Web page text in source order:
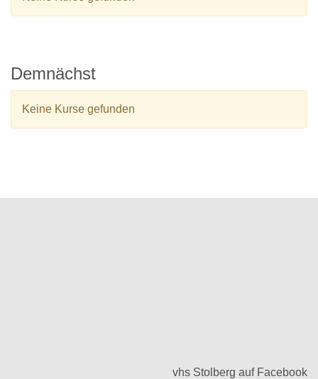
Demnächst
Keine Kurse gefunden
vhs Stolberg auf Facebook